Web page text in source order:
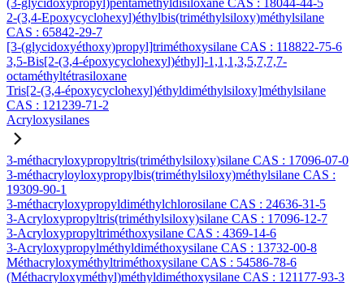
(3-glycidoxypropyl)pentaméthyldisiloxane CAS : 18044-44-5
2-(3,4-Epoxycyclohexyl)éthylbis(triméthylsiloxy)méthylsilane
CAS : 65842-29-7
[3-(glycidoxyéthoxy)propyl]triméthoxysilane CAS : 118822-75-6
3,5-Bis[2-(3,4-époxycyclohexyl)éthyl]-1,1,1,3,5,7,7,7-
octaméthyltétrasiloxane
Tris[2-(3,4-époxycyclohexyl)éthyldiméthylsiloxy]méthylsilane
CAS : 121239-71-2
Acryloxysilanes
3-méthacryloxypropyltris(triméthylsiloxy)silane CAS : 17096-07-0
3-méthacryloyloxypropylbis(triméthylsiloxy)méthylsilane CAS :
19309-90-1
3-méthacryloxypropyldiméthylchlorosilane CAS : 24636-31-5
3-Acryloxypropyltris(triméthylsiloxy)silane CAS : 17096-12-7
3-Acryloxypropyltriméthoxysilane CAS : 4369-14-6
3-Acryloxypropylméthyldiméthoxysilane CAS : 13732-00-8
Méthacryloxyméthyltriméthoxysilane CAS : 54586-78-6
(Méthacryloxyméthyl)méthyldiméthoxysilane CAS : 121177-93-3